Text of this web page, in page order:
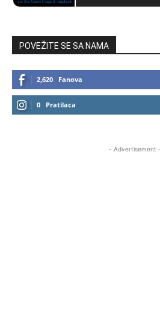
POVEŽITE SE SA NAMA
2,620 Fanova
0 Pratilaca
- Advertisement -